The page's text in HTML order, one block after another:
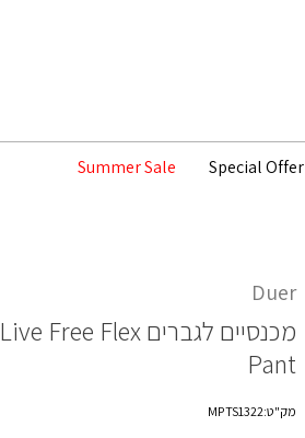
Special Offer
Summer Sale
Duer
מכנסיים לגבריםLive Free Flex
Pant
מק"ט:MPTS1322